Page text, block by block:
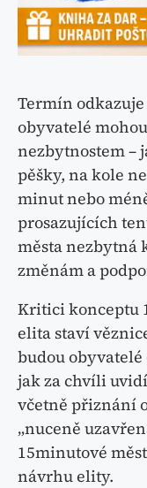
Termín
obyvatelé
nezbytnostem –
pěšky, na kole
minut nebo
prosazujících
města
změnám a
Kritici konceptu
elita staví
budou
jak za chvíli
včetně přiznání
„nuceně
15minutové
návrhu elity.